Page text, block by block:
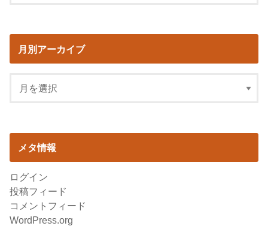
月別アーカイブ
メタ情報
ログイン
投稿フィード
コメントフィード
WordPress.org